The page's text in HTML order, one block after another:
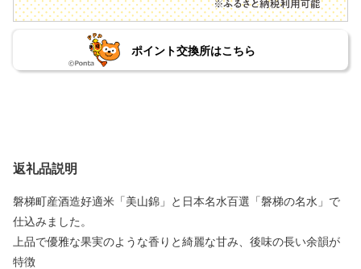
ポイント交換所はこちら
返礼品説明
磐梯町産酒造好適米「美山錦」と日本名水百選「磐梯の名水」で
仕込みました。
上品で優雅な果実のような香りと綺麗な甘み、後味の長い余韻が
特徴